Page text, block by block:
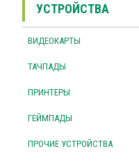
УСТРОЙСТВА
ВИДЕОКАРТЫ
ТАЧПАДЫ
ПРИНТЕРЫ
ГЕЙМПАДЫ
ПРОЧИЕ УСТРОЙСТВА